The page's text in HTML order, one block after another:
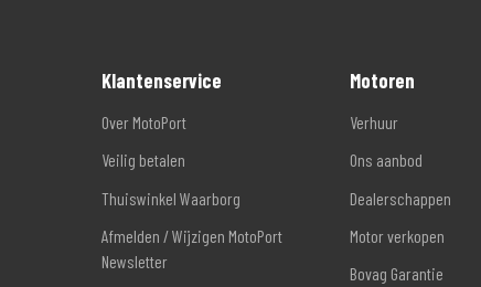
Klantenservice
Over MotoPort
Veilig betalen
Thuiswinkel Waarborg
Afmelden / Wijzigen MotoPort
Newsletter
Motoren
Verhuur
Ons aanbod
Dealerschappen
Motor verkopen
Bovag Garantie